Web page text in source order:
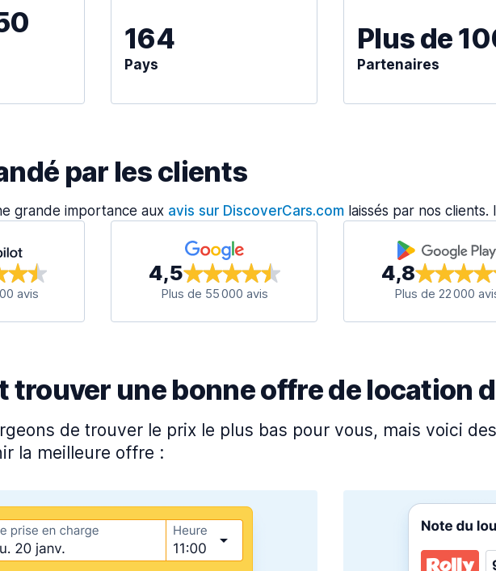
164
Pays
Plus de
Partenaires
par les clients
grande importance aux avis sur DiscoverCars.com laissés par nos
avis
4,5
Plus de 55 000 avis
4,8
Plus de 22 000
trouver une bonne offre de location
de trouver le prix le plus bas pour vous, mais voici
la meilleure offre :